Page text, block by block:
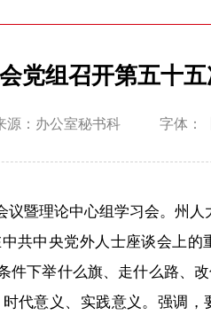
党组召开第五十
源：办公室秘书科 字体：
暨理论中心组学习会。州人
共中央党外人士座谈会上
下举什么旗、走什么路、
代意义、实践意义。强调